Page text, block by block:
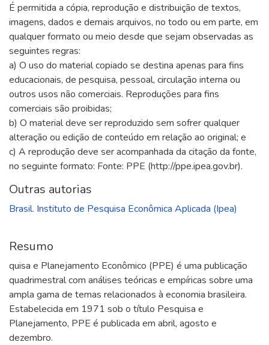
É permitida a cópia, reprodução e distribuição de textos,
imagens, dados e demais arquivos, no todo ou em parte, em
qualquer formato ou meio desde que sejam observadas as
seguintes regras:
a) O uso do material copiado se destina apenas para fins
educacionais, de pesquisa, pessoal, circulação interna ou
outros usos não comerciais. Reproduções para fins
comerciais são proibidas;
b) O material deve ser reproduzido sem sofrer qualquer
alteração ou edição de conteúdo em relação ao original; e
c) A reprodução deve ser acompanhada da citação da fonte,
no seguinte formato: Fonte: PPE (http://ppe.ipea.gov.br).
Outras autorias
Brasil. Instituto de Pesquisa Econômica Aplicada (Ipea)
Resumo
quisa e Planejamento Econômico (PPE) é uma publicação
quadrimestral com análises teóricas e empíricas sobre uma
ampla gama de temas relacionados à economia brasileira.
Estabelecida em 1971 sob o título Pesquisa e
Planejamento, PPE é publicada em abril, agosto e
dezembro.